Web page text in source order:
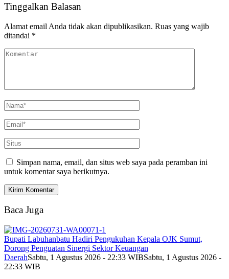
Tinggalkan Balasan
Alamat email Anda tidak akan dipublikasikan. Ruas yang wajib
ditandai *
Simpan nama, email, dan situs web saya pada peramban ini
untuk komentar saya berikutnya.
Baca Juga
Bupati Labuhanbatu Hadiri Pengukuhan Kepala OJK Sumut,
Dorong Penguatan Sinergi Sektor Keuangan
DaerahSabtu, 1 Agustus 2026 - 22:33 WIBSabtu, 1 Agustus 2026 -
22:33 WIB